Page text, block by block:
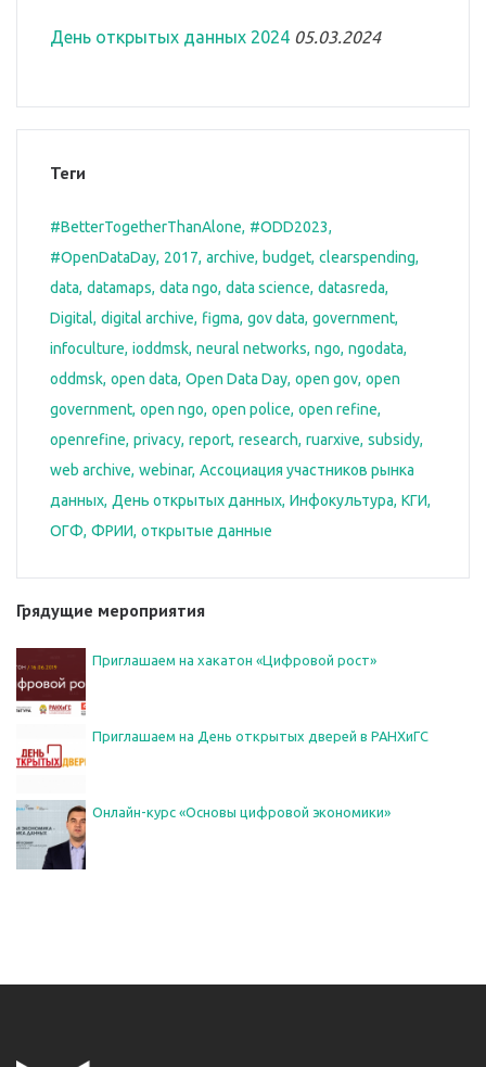
День открытых данных 2024 05.03.2024
Теги
#BetterTogetherThanAlone #ODD2023
#OpenDataDay 2017 archive budget clearspending
data datamaps data ngo data science datasreda
Digital digital archive figma gov data government
infoculture ioddmsk neural networks ngo ngodata
oddmsk open data Open Data Day open gov open
government open ngo open police open refine
openrefine privacy report research ruarxive subsidy
web archive webinar Ассоциация участников рынка
данных День открытых данных Инфокультура КГИ
ОГФ ФРИИ открытые данные
Грядущие мероприятия
Приглашаем на хакатон «Цифровой рост»
Приглашаем на День открытых дверей в РАНХиГС
Онлайн-курс «Основы цифровой экономики»